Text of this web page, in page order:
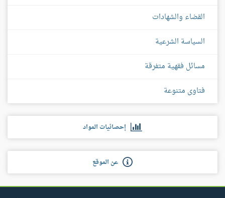
القضاء والشهادات
السياسة الشرعية
مسائل فقهية متفرقة
فتاوى متنوعة
إحصائيات المواد
عن الموقع